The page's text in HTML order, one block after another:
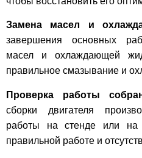
Замена масел и
завершения основных
масел и охлаждающей
правильное смазывание и
Проверка работы
сборки двигателя
работы на стенде или на
правильной работе и